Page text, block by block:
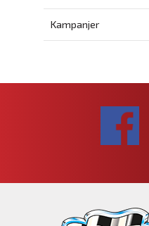
Kampanjer